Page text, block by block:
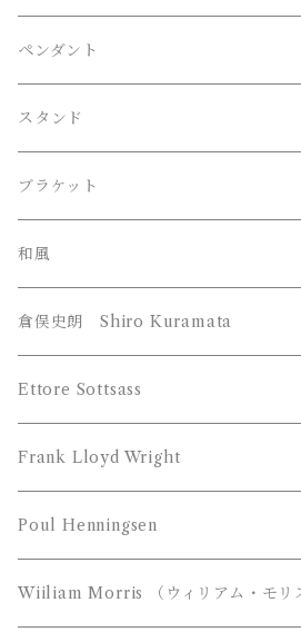
Herman Miller （ハーマンミラー）
LE KLINT （レクリント）
Louis Poulsen （ルイスポールセン）
William Morris （ウィリアム モリス
YAMAGIWA （ヤマギワ）
JAKOBSSON （ヤコブソン）
MAYUHANA （マユハナ）
Z-Light （山田照明）
富士琺瑯（FUJI HORO）
都行燈（miyako andon）
伊東豊雄 / Toyo・Ito
吉田五十八 / Isoya・Yoshida
Frank Lloyd Wright ﾌﾗﾝｸﾛｲﾄﾞﾗｲﾄ
ペンダント
スタンド
ブラケット
和風
倉俣史朗 Shiro Kuramata
Ettore Sottsass
Frank Lloyd Wright
Poul Henningsen
Wiiliam Morris （ウィリアム・モリ